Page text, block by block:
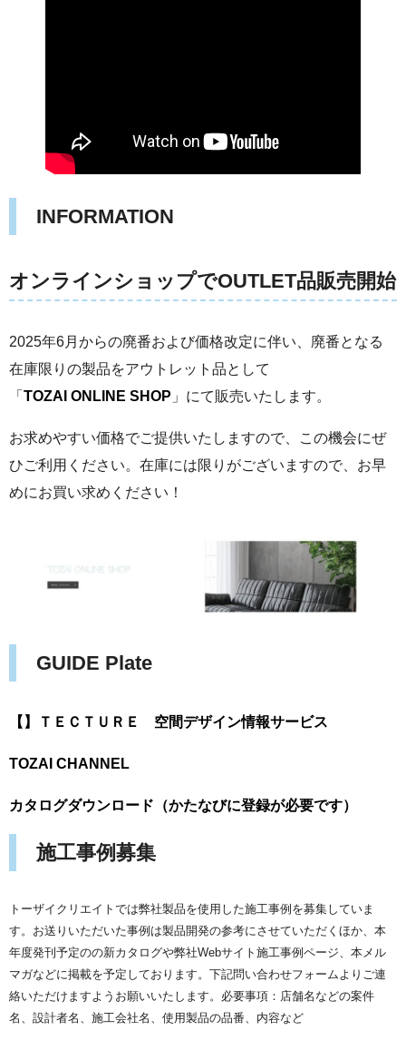
INFORMATION
オンラインショップでOUTLET品販売開始
2025年6月からの廃番および価格改定に伴い、廃番となる
在庫限りの製品をアウトレット品として
「 TOZAI ONLINE SHOP 」にて販売いたします。
お求めやすい価格でご提供いたしますので、この機会にぜ
ひご利用ください。在庫には限りがございますので、お早
めにお買い求めください！
GUIDE Plate
【】ＴＥＣＴＵＲＥ 空間デザイン情報サービス
TOZAI CHANNEL
カタログダウンロード（かたなびに登録が必要です）
施工事例募集
トーザイクリエイトでは弊社製品を使用した施工事例を募集していま
す。お送りいただいた事例は製品開発の参考にさせていただくほか、本
年度発刊予定のの新カタログや弊社Webサイト施工事例ページ、本メル
マガなどに掲載を予定しております。下記問い合わせフォームよりご連
絡いただけますようお願いいたします。必要事項：店舗名などの案件
名、設計者名、施工会社名、使用製品の品番、内容など